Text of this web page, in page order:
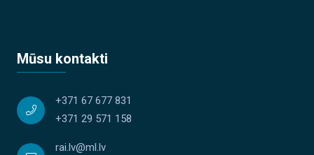
Mūsu kontakti
+371 67 677 831
+371 29 571 158
rai.lv@ml.lv